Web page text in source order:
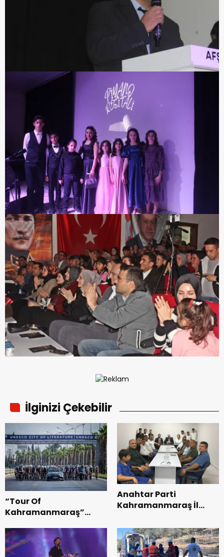
İlginizi Çekebilir
“Tour Of
Kahramanmaraş”
Bisikleti Turnuvası
Tamamlandı.
Anahtar Parti
Kahramanmaraş İl
Teşkilatı ile buluştu.